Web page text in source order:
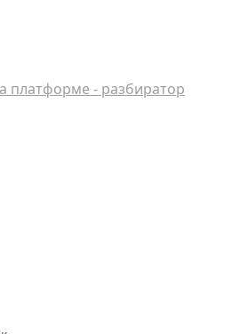
платформе - разбиратор